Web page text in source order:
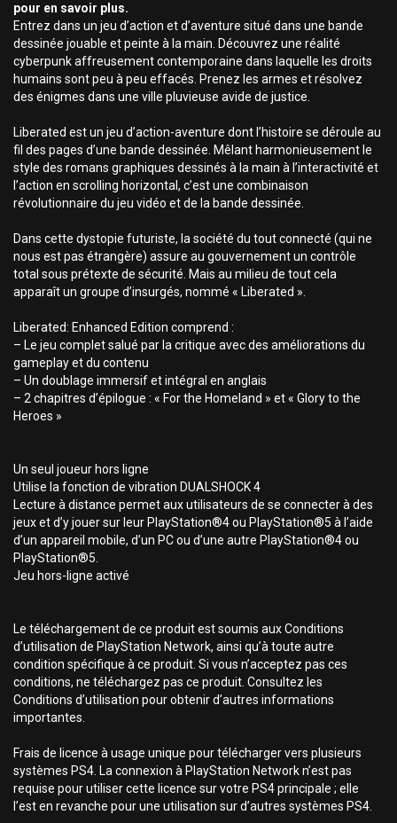
pour en savoir plus.
Entrez dans un jeu d’action et d’aventure situé dans une bande
dessinée jouable et peinte à la main. Découvrez une réalité
cyberpunk affreusement contemporaine dans laquelle les droits
humains sont peu à peu effacés. Prenez les armes et résolvez
des énigmes dans une ville pluvieuse avide de justice.
Liberated est un jeu d’action-aventure dont l’histoire se déroule au
fil des pages d’une bande dessinée. Mêlant harmonieusement le
style des romans graphiques dessinés à la main à l’interactivité et
l’action en scrolling horizontal, c’est une combinaison
révolutionnaire du jeu vidéo et de la bande dessinée.
Dans cette dystopie futuriste, la société du tout connecté (qui ne
nous est pas étrangère) assure au gouvernement un contrôle
total sous prétexte de sécurité. Mais au milieu de tout cela
apparaît un groupe d’insurgés, nommé « Liberated ».
Liberated: Enhanced Edition comprend :
– Le jeu complet salué par la critique avec des améliorations du
gameplay et du contenu
– Un doublage immersif et intégral en anglais
– 2 chapitres d’épilogue : « For the Homeland » et « Glory to the
Heroes »
Un seul joueur hors ligne
Utilise la fonction de vibration DUALSHOCK 4
Lecture à distance permet aux utilisateurs de se connecter à des
jeux et d’y jouer sur leur PlayStation®4 ou PlayStation®5 à l’aide
d’un appareil mobile, d’un PC ou d’une autre PlayStation®4 ou
PlayStation®5.
Jeu hors-ligne activé
Le téléchargement de ce produit est soumis aux Conditions
d’utilisation de PlayStation Network, ainsi qu’à toute autre
condition spécifique à ce produit. Si vous n’acceptez pas ces
conditions, ne téléchargez pas ce produit. Consultez les
Conditions d’utilisation pour obtenir d’autres informations
importantes.
Frais de licence à usage unique pour télécharger vers plusieurs
systèmes PS4. La connexion à PlayStation Network n’est pas
requise pour utiliser cette licence sur votre PS4 principale ; elle
l’est en revanche pour une utilisation sur d’autres systèmes PS4.